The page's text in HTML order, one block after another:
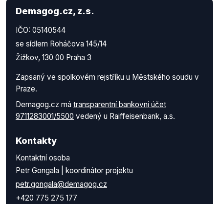
Demagog.cz, z.s.
IČO: 05140544
se sídlem Roháčova 145/14
Žižkov, 130 00 Praha 3
Zapsaný ve spolkovém rejstříku u Městského soudu v
Praze.
Demagog.cz má transparentní bankovní účet
9711283001/5500 vedený u Raiffeisenbank, a.s.
Kontakty
Kontaktní osoba
Petr Gongala | koordinátor projektu
petr.gongala@demagog.cz
+420 775 275 177